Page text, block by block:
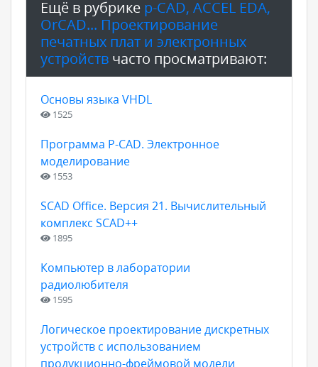
Ещё в рубрике p-CAD, ACCEL EDA,
OrCAD... Проектирование
печатных плат и электронных
устройств часто просматривают:
Основы языка VHDL
1525
Программа P-CAD. Электронное
моделирование
1553
SCAD Office. Версия 21. Вычислительный
комплекс SCAD++
1895
Компьютер в лаборатории
радиолюбителя
1595
Логическое проектирование дискретных
устройств с использованием
продукционно-фреймовой модели